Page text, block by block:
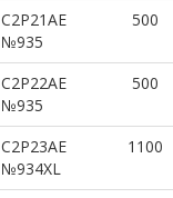
C2P21AE
№935
500
C2P22AE
№935
500
C2P23AE
№934XL
1100